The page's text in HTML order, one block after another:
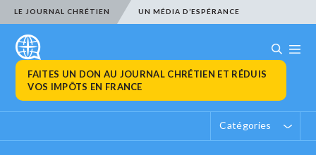
LE JOURNAL CHRÉTIEN UN MÉDIA D’ESPÉRANCE
FAITES UN DON AU JOURNAL CHRÉTIEN ET RÉDUIS
VOS IMPÔTS EN FRANCE
Catégories